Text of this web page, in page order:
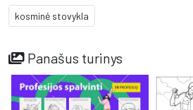
kosminė stovykla
Panašus turinys